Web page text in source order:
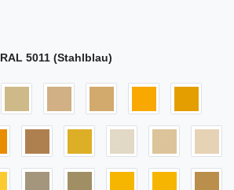
RAL 5011 (Stahlblau)